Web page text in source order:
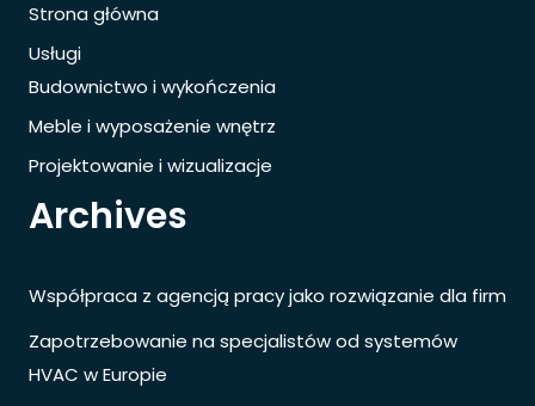
Strona główna
Usługi
Budownictwo i wykończenia
Meble i wyposażenie wnętrz
Projektowanie i wizualizacje
Archives
Współpraca z agencją pracy jako rozwiązanie dla firm
Zapotrzebowanie na specjalistów od systemów
HVAC w Europie